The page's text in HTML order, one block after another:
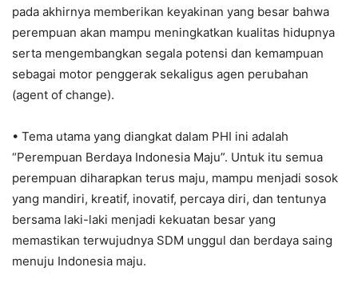
pada akhirnya memberikan keyakinan yang besar bahwa
perempuan akan mampu meningkatkan kualitas hidupnya
serta mengembangkan segala potensi dan kemampuan
sebagai motor penggerak sekaligus agen perubahan
(agent of change).
• Tema utama yang diangkat dalam PHI ini adalah
“Perempuan Berdaya Indonesia Maju”. Untuk itu semua
perempuan diharapkan terus maju, mampu menjadi sosok
yang mandiri, kreatif, inovatif, percaya diri, dan tentunya
bersama laki-laki menjadi kekuatan besar yang
memastikan terwujudnya SDM unggul dan berdaya saing
menuju Indonesia maju.